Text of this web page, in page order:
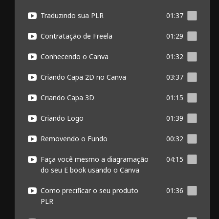
Traduzindo sua PLR 01:37
Contratação de Freela 01:29
Conhecendo o Canva 01:32
Criando Capa 2D no Canva 03:37
Criando Capa 3D 01:15
Criando Logo 01:39
Removendo o Fundo 00:32
Faça você mesmo a diagramação
do seu E book usando o Canva
04:15
Como precificar o seu produto
PLR
01:36